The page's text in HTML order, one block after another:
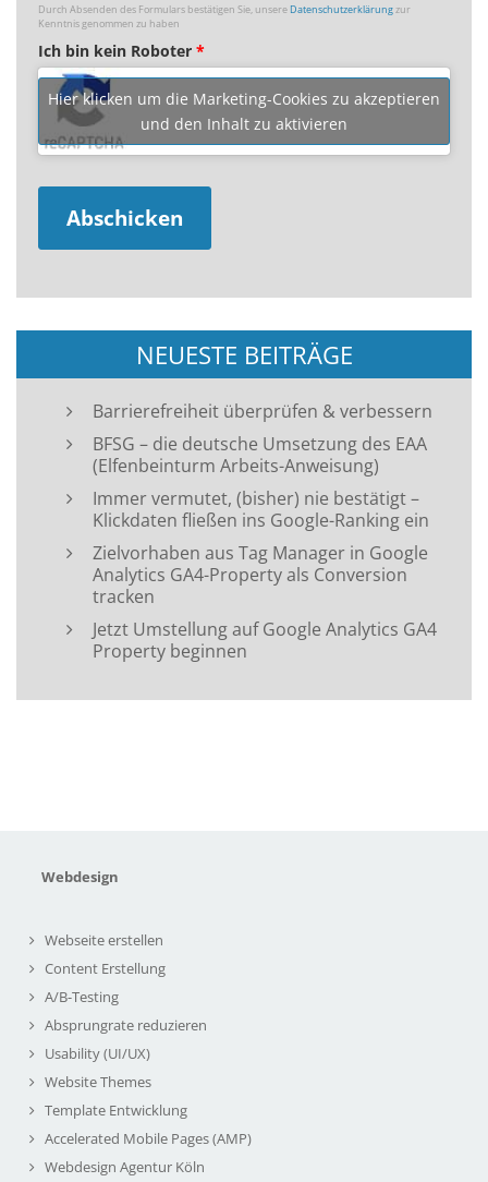
Durch Absenden des Formulars bestätigen Sie, unsereDatenschutzerklärungzur
Kenntnis genommen zu haben
Ich bin kein Roboter *
Hier klicken um die Marketing-Cookies zu akzeptieren
und den Inhalt zu aktivieren
NEUESTE BEITRÄGE
Barrierefreiheit überprüfen & verbessern
BFSG – die deutsche Umsetzung des EAA
(Elfenbeinturm Arbeits-Anweisung)
Immer vermutet, (bisher) nie bestätigt –
Klickdaten fließen ins Google-Ranking ein
Zielvorhaben aus Tag Manager in Google
Analytics GA4-Property als Conversion
tracken
Jetzt Umstellung auf Google Analytics GA4
Property beginnen
Webdesign
Webseite erstellen
Content Erstellung
A/B-Testing
Absprungrate reduzieren
Usability (UI/UX)
Website Themes
Template Entwicklung
Accelerated Mobile Pages (AMP)
Webdesign Agentur Köln